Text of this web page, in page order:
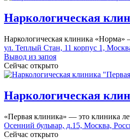
Наркологическая
Наркологическая клиника
ул. Теплый Стан, 11 корпус 1,
Вывод из запоя
Сейчас открыто
Наркологическая
«Первая клиника» — это клиника
Осенний бульвар, д.15, Москва,
Сейчас открыто